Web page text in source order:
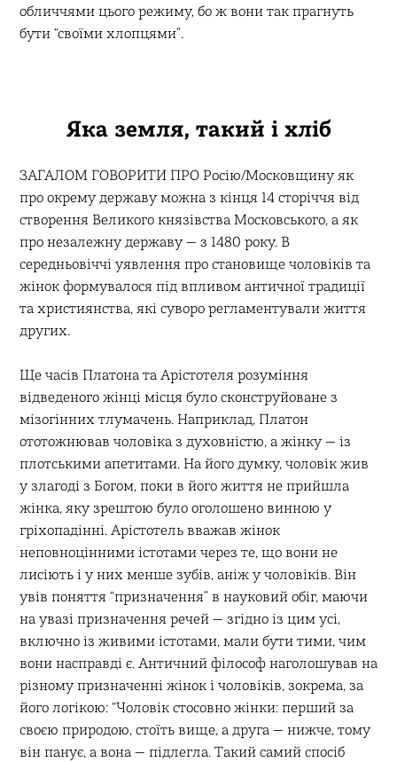
обличчями цього режиму, бо ж вони так прагнуть
бути “своїми хлопцями”.
Яка земля, такий і хліб
ЗАГАЛОМ ГОВОРИТИ ПРО Росію/Московщину як
про окрему державу можна з кінця 14 сторіччя від
створення Великого князівства Московського, а як
про незалежну державу — з 1480 року. В
середньовіччі уявлення про становище чоловіків та
жінок формувалося під впливом античної традиції
та християнства, які суворо регламентували життя
других.
Ще часів Платона та Арістотеля розуміння
відведеного жінці місця було сконструйоване з
мізогінних тлумачень. Наприклад, Платон
ототожнював чоловіка з духовністю, а жінку — із
плотськими апетитами. На його думку, чоловік жив
у злагоді з Богом, поки в його життя не прийшла
жінка, яку зрештою було оголошено винною у
гріхопадінні. Арістотель вважав жінок
неповноцінними істотами через те, що вони не
лисіють і у них менше зубів, аніж у чоловіків. Він
увів поняття “призначення” в науковий обіг, маючи
на увазі призначення речей — згідно із цим усі,
включно із живими істотами, мали бути тими, чим
вони насправді є. Античний філософ наголошував на
різному призначенні жінок і чоловіків, зокрема, за
його логікою: “Чоловік стосовно жінки: перший за
своєю природою, стоїть вище, а друга — нижче, тому
він панує, а вона — підлегла. Такий самий спосіб